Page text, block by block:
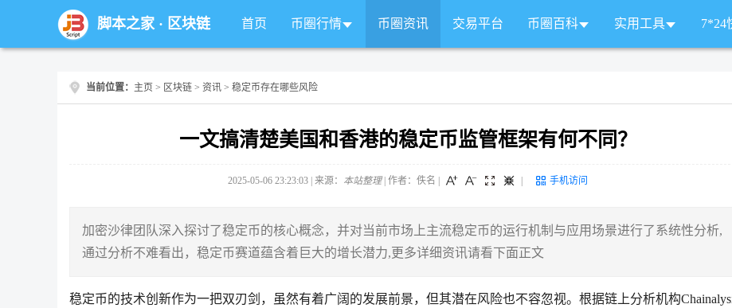
脚本之家· 区块链 首页 币圈行情 币圈资讯 交易平台 币圈百科 实用工具 7*24
当前位置： 主页 > 区块链 > 资讯 > 稳定币存在哪些风险
一文搞清楚美国和香港的稳定币监管框架有何不同？
2025-05-06 23:23:03 | 来源： 本站整理| 作者：佚名 手机访问
加密沙律团队深入探讨了稳定币的核心概念，并对当前市场上主流稳定币的运行机制与应用场景进行了系统性分析,
通过分析不难看出，稳定币赛道蕴含着巨大的增长潜力,更多详细资讯请看下面正文
稳定币的技术创新作为一把双刃剑，虽然有着广阔的发展前景，但其潜在风险也不容忽视。根据链上分析机构